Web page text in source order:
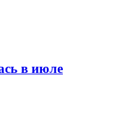
в июле